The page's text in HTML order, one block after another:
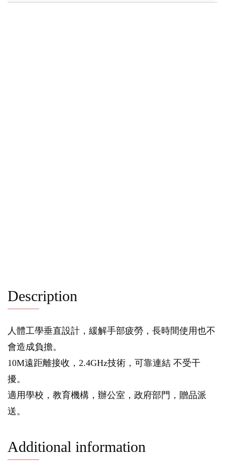
Description
人體工學垂直設計，緩解手部疲勞，長時間使用也不
會造成負擔。
10M遠距離接收，2.4GHz技術，可靠連結 不受干
擾。
適用學校，教育機構，辦公室，政府部門，贈品派
送。
Additional information